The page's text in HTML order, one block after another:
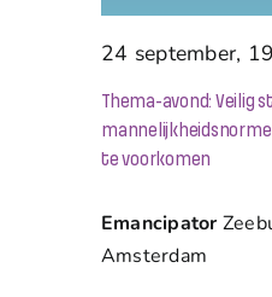
Thema-avond: Veilig
te voorkomen
24 september,
Emancipator
Amsterdam